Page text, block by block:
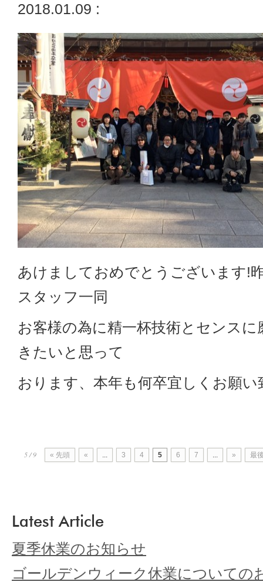
2018.01.09 :
あけましておめでとうございます!
スタッフ一同
お客様の為に精一杯技術とセンス
きたいと思って
おります、本年も何卒宜しくお願い
5 / 9 « 先頭 « ... 3 4 5 6 7 ... » 最
Latest Article
夏季休業のお知らせ
ゴールデンウィーク休業についての